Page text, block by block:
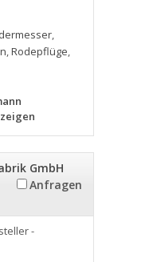
,
,Rodepflüge,
GmbH
Anfragen
-